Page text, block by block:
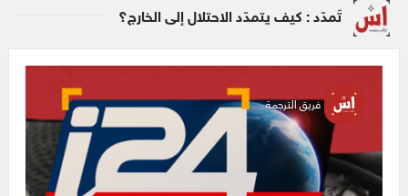
تَمدّد : كيف يتمدّد الاحتلال إلى الخارج؟
فريق الترجمة